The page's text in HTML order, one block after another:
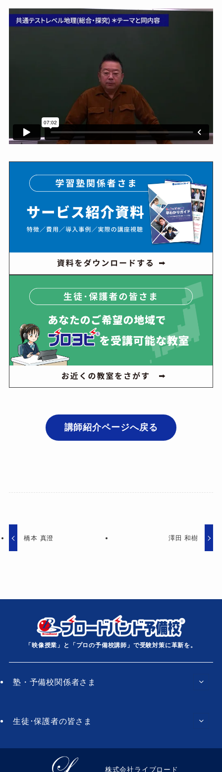
講師紹介ページへ戻る
橋本 真澄 澤田 和樹
「映像授業」と「プロの予備校講師」で受験対策に革新を。
塾・予備校関係者さま
生徒･保護者の皆さま
株式会社ライブロード